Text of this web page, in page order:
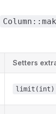
Setters
limit(int)